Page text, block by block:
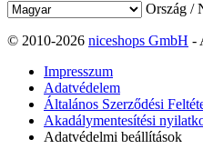
Ország /
© 2010-2026 niceshops GmbH -
Impresszum
Adatvédelem
Általános Szerződési
Akadálymentesítési
Adatvédelmi beállítások